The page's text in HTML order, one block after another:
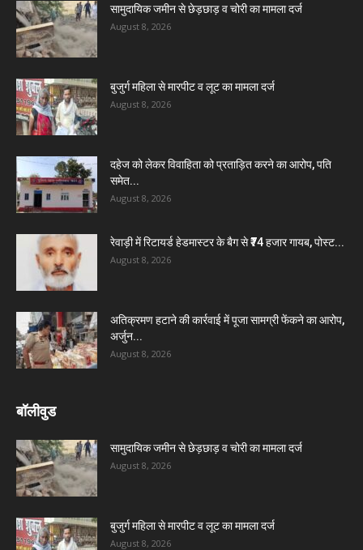
सामुदायिक जमीन से छेड़छाड़ व चोरी का मामला दर्ज
August 8, 2026
बुजुर्ग महिला से मारपीट व लूट का मामला दर्ज
August 8, 2026
दहेज को लेकर विवाहिता को प्रताड़ित करने का आरोप, पति
समेत...
August 8, 2026
रेवाड़ी में रिटायर्ड हेडमास्टर के बैग से ₹74 हजार गायब, पोस्ट...
August 8, 2026
अतिक्रमण हटाने की कार्रवाई में पूजा सामग्री फेंकने का आरोप,
अर्जुन...
August 8, 2026
बॉलीवुड
सामुदायिक जमीन से छेड़छाड़ व चोरी का मामला दर्ज
August 8, 2026
बुजुर्ग महिला से मारपीट व लूट का मामला दर्ज
August 8, 2026